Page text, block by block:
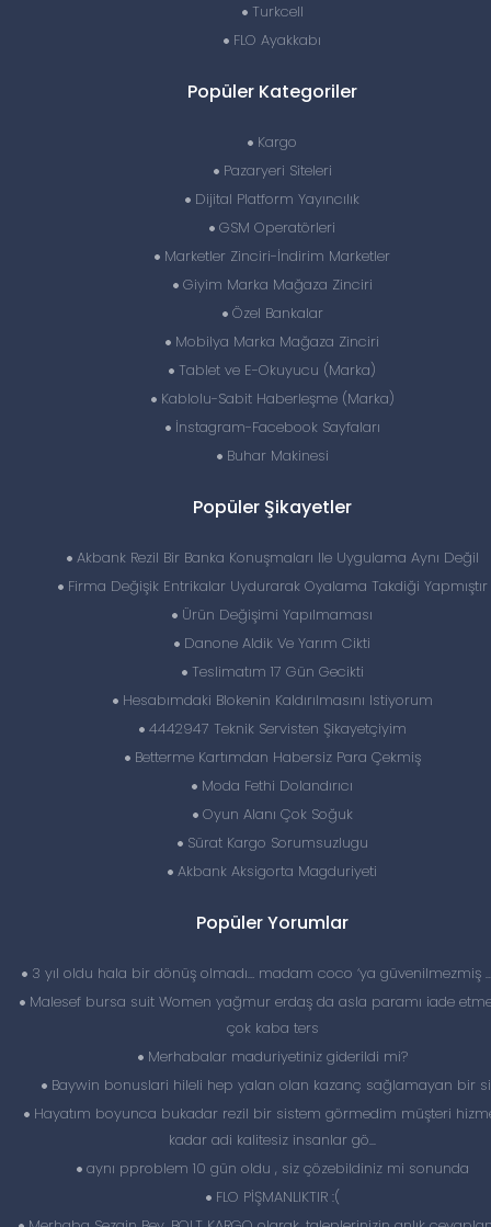
Turkcell
FLO Ayakkabı
Popüler Kategoriler
Kargo
Pazaryeri Siteleri
Dijital Platform Yayıncılık
GSM Operatörleri
Marketler Zinciri-İndirim Marketler
Giyim Marka Mağaza Zinciri
Özel Bankalar
Mobilya Marka Mağaza Zinciri
Tablet ve E-Okuyucu (Marka)
Kablolu-Sabit Haberleşme (Marka)
İnstagram-Facebook Sayfaları
Buhar Makinesi
Popüler Şikayetler
Akbank Rezil Bir Banka Konuşmaları Ile Uygulama Aynı Değil
Firma Değişik Entrikalar Uydurarak Oyalama Takdiği Yapmıştır
Ürün Değişimi Yapılmaması
Danone Aldik Ve Yarım Cikti
Teslimatım 17 Gün Gecikti
Hesabımdaki Blokenin Kaldırılmasını Istiyorum
4442947 Teknik Servisten Şikayetçiyim
Betterme Kartımdan Habersiz Para Çekmiş
Moda Fethi Dolandırıcı
Oyun Alanı Çok Soğuk
Sürat Kargo Sorumsuzlugu
Akbank Aksigorta Magduriyeti
Popüler Yorumlar
3 yıl oldu hala bir dönüş olmadı… madam coco ‘ya güvenilmezmiş
Malesef bursa suit Women yağmur erdaş da asla paramı iade
çok kaba ters
Merhabalar maduriyetiniz giderildi mi?
Baywin bonuslari hileli hep yalan olan kazanç sağlamayan bir
Hayatım boyunca bukadar rezil bir sistem görmedim müşteri
kadar adi kalitesiz insanlar gö...
aynı pproblem 10 gün oldu , siz çözebildiniz mi sonunda
FLO PİŞMANLIKTIR :(